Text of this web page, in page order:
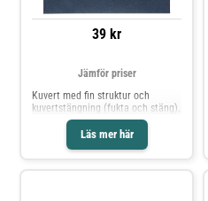
39 kr
Läs mer här
Jämför priser
Kuvert med fin struktur och
kuvertstängning (fukta och stäng).